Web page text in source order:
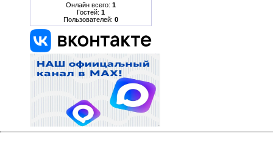
Онлайн всего: 1
Гостей: 1
Пользователей: 0